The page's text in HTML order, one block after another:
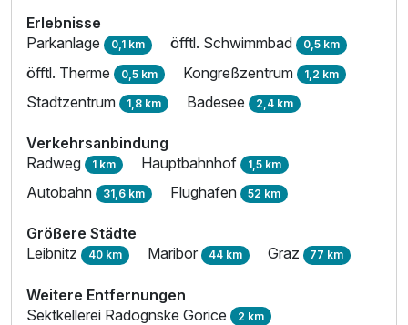
Erlebnisse
Parkanlage 0,1 km öfftl. Schwimmbad 0,5 km
öfftl. Therme 0,5 km Kongreßzentrum 1,2 km
Stadtzentrum 1,8 km Badesee 2,4 km
Verkehrsanbindung
Radweg 1 km Hauptbahnhof 1,5 km
Autobahn 31,6 km Flughafen 52 km
Größere Städte
Leibnitz 40 km Maribor 44 km Graz 77 km
Weitere Entfernungen
Sektkellerei Radognske Gorice 2 km